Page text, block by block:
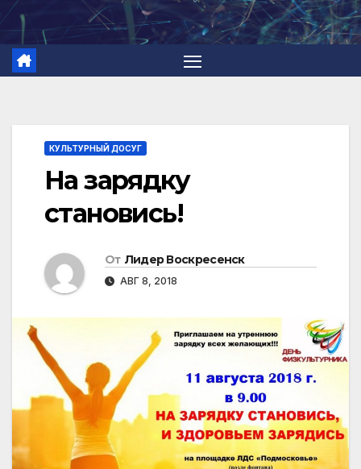
Перейти
содержимому
КУЛЬТУРНЫЙ ДОСУГ
На зарядку
становись!
От Лидер Воскресенск
АВГ 8, 2018